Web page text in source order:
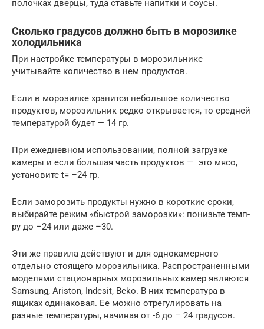
полочках дверцы, туда ставьте напитки и соусы.
Сколько градусов должно быть в морозилке
холодильника
При настройке температуры в морозильнике
учитывайте количество в нем продуктов.
Если в морозилке хранится небольшое количество
продуктов, морозильник редко открывается, то средней
температурой будет — 14 гр.
При ежедневном использовании, полной загрузке
камеры и если большая часть продуктов — это мясо,
установите t= –24 гр.
Если заморозить продукты нужно в короткие сроки,
выбирайте режим «быстрой заморозки»: понизьте темп-
ру до –24 или даже –30.
Эти же правила действуют и для однокамерного
отдельно стоящего морозильника. Распространенными
моделями стационарных морозильных камер являются
Samsung, Ariston, Indesit, Beko. В них температура в
ящиках одинаковая. Ее можно отрегулировать на
разные температуры, начиная от -6 до – 24 градусов.